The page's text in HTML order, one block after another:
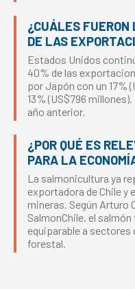
¿CUÁLES FUERON
DE LAS
Estados Unidos
40% de las
por Japón con un 17%
13% (US$796
año anterior.
¿POR QUÉ ES
PARA LA
La salmonicultura ya
exportadora de Chile y
mineras. Según Arturo
SalmonChile, el
equiparable a
forestal.